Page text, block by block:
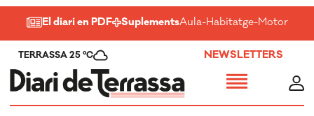
El diari en PDF SuplementsAula-Habitatge-Motor-
TERRASSA 25 ºC NEWSLETTERS